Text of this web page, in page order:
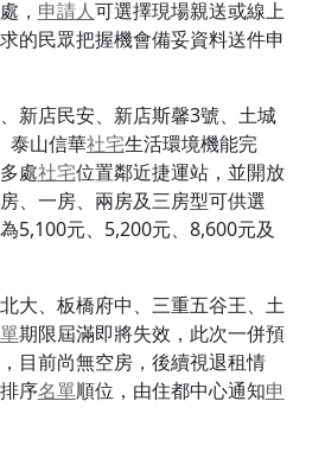
， 申請人可選擇現場親送或線上
的民眾把握機會備妥資料送件申
新店民安、新店斯馨3號、土城
泰山信華社宅生活環境機能完
處社宅位置鄰近捷運站，並開放
、一房、兩房及三房型可供選
5,100元、5,200元、8,600元及
大、板橋府中、三重五谷王、土
期限屆滿即將失效，此次一併預
，目前尚無空房，後續視退租情
序名單順位，由住都中心通知申